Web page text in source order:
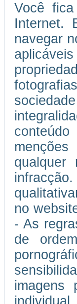
Você
Internet.
navegar
qualquer
no
- As
de
imagens